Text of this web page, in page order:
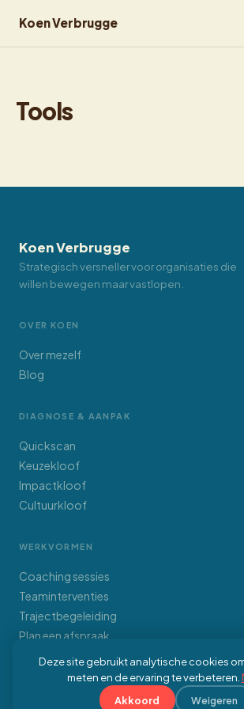
Koen Verbrugge
Tools
Koen Verbrugge
Strategisch versneller voor organisaties die
willen bewegen maar vastlopen.
OVER KOEN
Over mezelf
Blog
DIAGNOSE & AANPAK
Quickscan
Keuzekloof
Impactkloof
Cultuurkloof
WERKVORMEN
Coaching sessies
Teaminterventies
Trajectbegeleiding
Plan een afspraak
© 2026 Koen Verbrugge. Alle rechten
Deze site gebruikt analytische cookies
meten en de ervaring te verbeteren.
Akkoord Weigeren